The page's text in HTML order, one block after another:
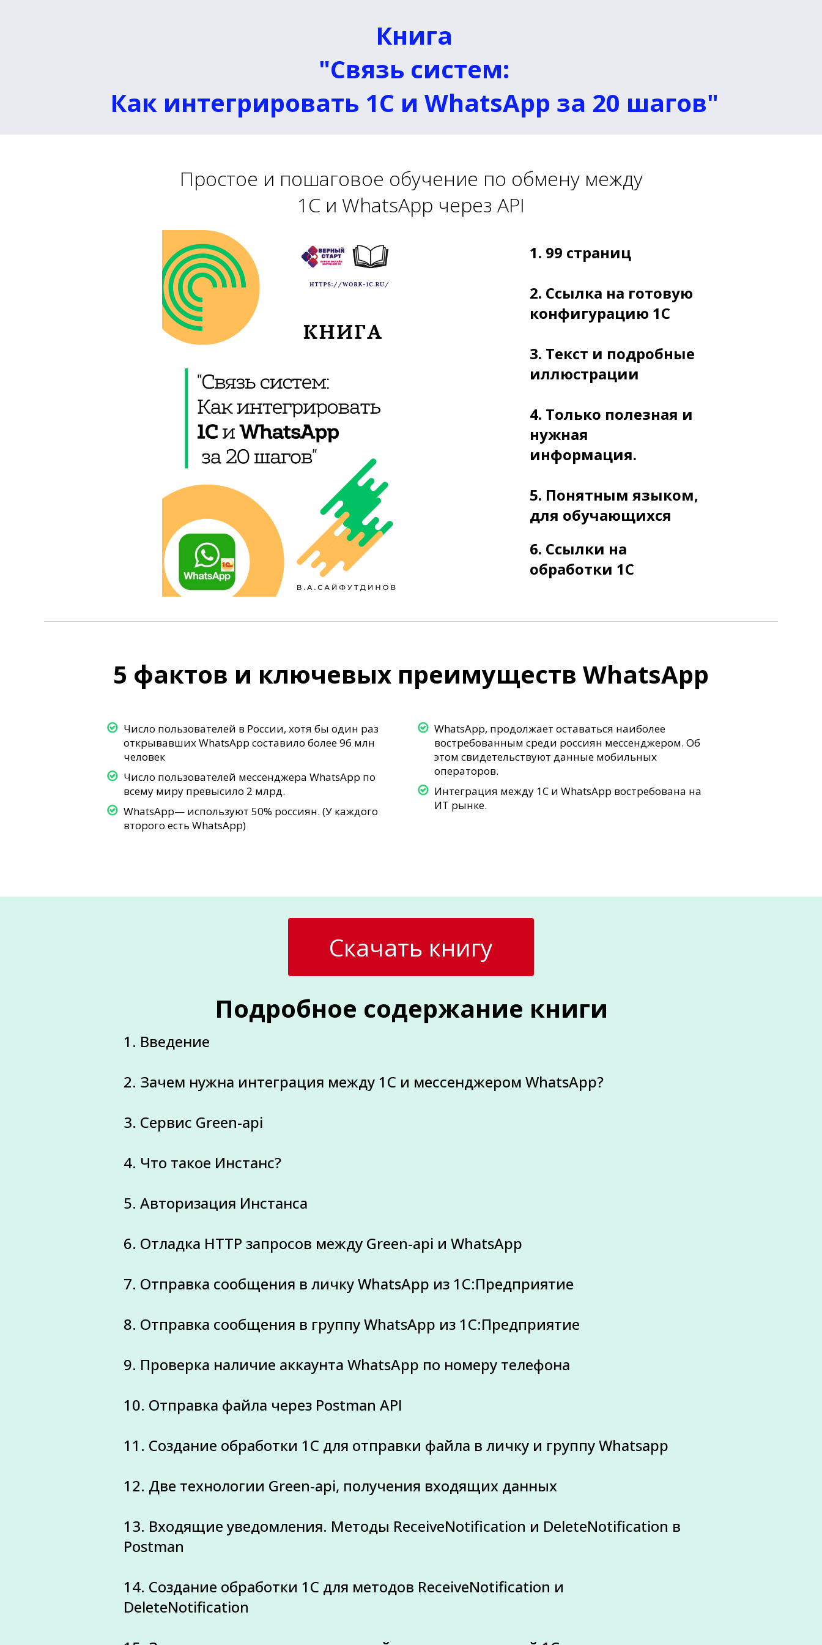
Книга
​"Связь систем:
Как интегрировать 1С и WhatsApp за 20 шагов"
Простое и пошаговое обучение по обмену между
1С и WhatsApp через API
1. 99 страниц
2. Ссылка на готовую
конфигурацию 1С
3. Текст и подробные
иллюстрации
4. Только полезная и
нужная
информация.
5. Понятным языком,
для обучающихся
6. Ссылки на
обработки 1С
5 фактов и ключевых преимуществ WhatsApp
Число пользователей в России, хотя бы один раз
открывавших WhatsApp составило более 96 млн
человек
Число пользователей мессенджера WhatsApp по
всему миру превысило 2 млрд.
WhatsApp— используют 50% россиян. (У каждого
второго есть WhatsApp)
WhatsApp, продолжает оставаться наиболее
востребованным среди россиян мессенджером. Об
этом свидетельствуют данные мобильных
операторов.
Интеграция между 1С и WhatsApp востребована на
ИТ рынке.
Скачать книгу
Подробное содержание книги
1. Введение
2. Зачем нужна интеграция между 1С и мессенджером WhatsApp?
3. Сервис Green-api
4. Что такое Инстанс?
5. Авторизация Инстанса
6. Отладка HTTP запросов между Green-api и WhatsApp
7. Отправка сообщения в личку WhatsApp из 1С:Предприятие
8. Отправка сообщения в группу WhatsApp из 1С:Предприятие
9. Проверка наличие аккаунта WhatsApp по номеру телефона
10. Отправка файла через Postman API
11. Создание обработки 1С для отправки файла в личку и группу Whatsapp
12. Две технологии Green-api, получения входящих данных
13. Входящие уведомления. Методы ReceiveNotification и DeleteNotification в
Postman
14. Создание обработки 1С для методов ReceiveNotification и
DeleteNotification